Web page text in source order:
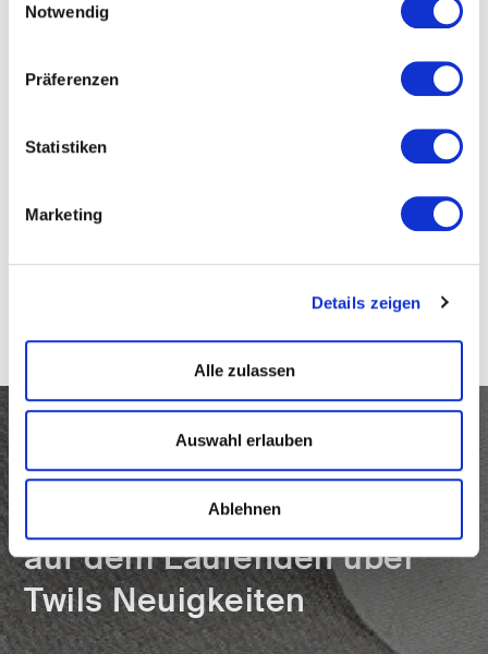
Notwendig
Präferenzen
Statistiken
Marketing
Details zeigen
Alle zulassen
Auswahl erlauben
Ablehnen
Abonnieren Sie den
Newsletter und bleiben Sie
auf dem Laufenden über
Twils Neuigkeiten